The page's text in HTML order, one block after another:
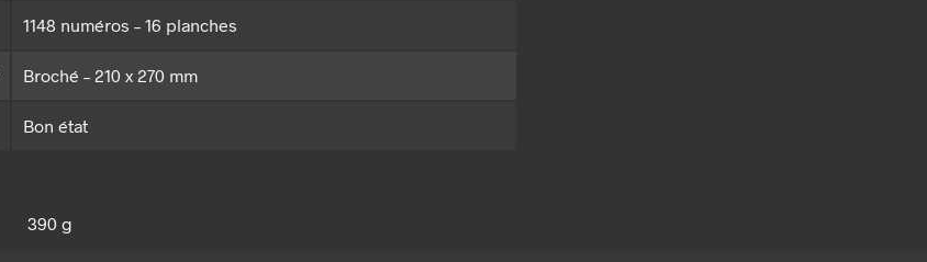
1148 numéros – 16 planches
Broché – 210 x 270 mm
Bon état
390 g